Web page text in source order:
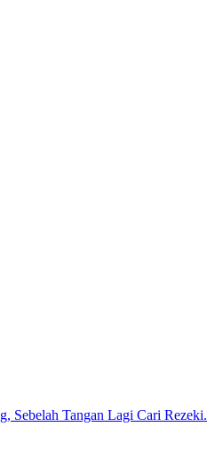
Sebelah Tangan Lagi Cari Rezeki.